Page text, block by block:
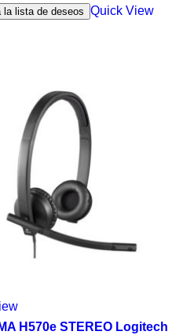
la lista de deseos Quick View
H570e STEREO Logitech